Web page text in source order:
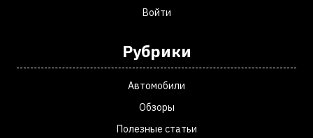
Войти
Рубрики
Автомобили
Обзоры
Полезные статьи